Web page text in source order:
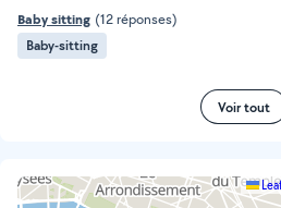
Baby sitting (12 réponses)
Baby-sitting
Voir tout